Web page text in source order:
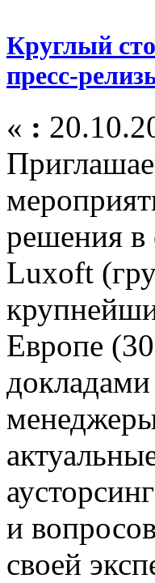
Круглый
пресс-
« :
решения в
Luxoft
Европе
и
своей